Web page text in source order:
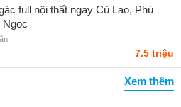
full nội thất ngay Cù Lao, Phú
Ngoc
7.5 triệu
Xem thêm